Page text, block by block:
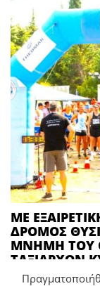
ΜΕ
ΔΡΟΜΟΣ
ΜΝΗΜΗ ΤΟΥ
ΤΑΞΙΑΡΧΩΝ